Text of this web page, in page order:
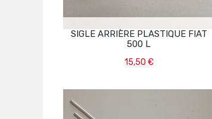
SIGLE ARRIÈRE PLASTIQUE FIAT
500 L
15,50 €
Ajouter Au Panier